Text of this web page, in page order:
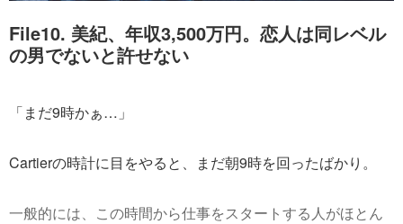
File10. 美紀、年収3,500万円。恋人は同レベル
の男でないと許せない
「まだ9時かぁ…」
Cartierの時計に目をやると、まだ朝9時を回ったばかり。
一般的には、この時間から仕事をスタートする人がほとん